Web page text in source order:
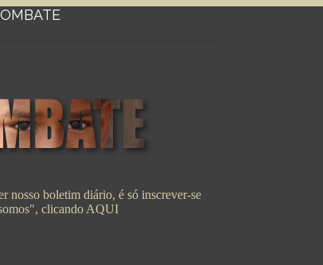
nosso boletim diário, é só inscrever-se
clicando AQUI